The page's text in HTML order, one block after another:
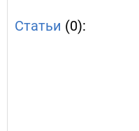
Статьи (0):